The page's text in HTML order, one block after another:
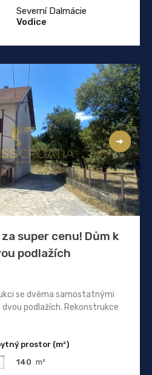
Severní Dalmácie
Vodice
super cenu! Dům k
podlažích
se dvěma samostatnými
podlažích. Rekonstrukce
prostor (m²)
140 m²